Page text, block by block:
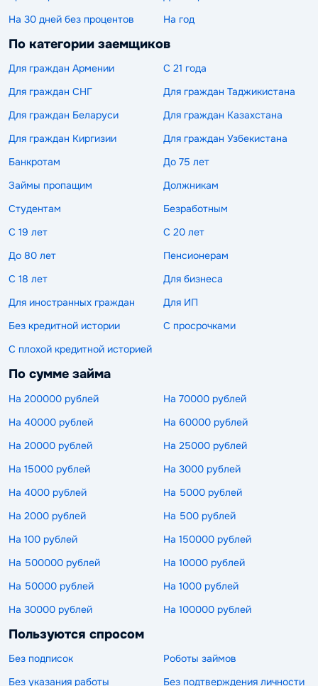
На 30 дней без процентов
На год
По категории заемщиков
Для граждан Армении
С 21 года
Для граждан СНГ
Для граждан Таджикистана
Для граждан Беларуси
Для граждан Казахстана
Для граждан Киргизии
Для граждан Узбекистана
Банкротам
До 75 лет
Займы пропащим
Должникам
Студентам
Безработным
С 19 лет
С 20 лет
До 80 лет
Пенсионерам
С 18 лет
Для бизнеса
Для иностранных граждан
Для ИП
Без кредитной истории
С просрочками
С плохой кредитной историей
По сумме займа
На 200000 рублей
На 70000 рублей
На 40000 рублей
На 60000 рублей
На 20000 рублей
На 25000 рублей
На 15000 рублей
На 3000 рублей
На 4000 рублей
На 5000 рублей
На 2000 рублей
На 500 рублей
На 100 рублей
На 150000 рублей
На 500000 рублей
На 10000 рублей
На 50000 рублей
На 1000 рублей
На 30000 рублей
На 100000 рублей
Пользуются спросом
Без подписок
Роботы займов
Без указания работы
Без подтверждения личности